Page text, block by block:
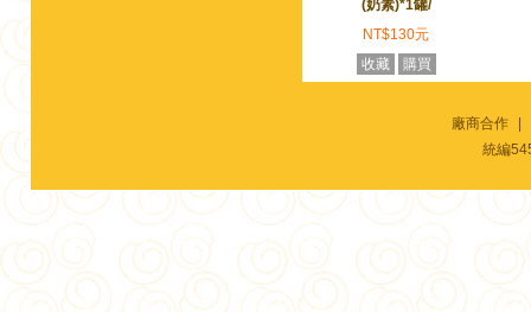
(奶素)*1罐/
NT$130元
收藏
購買
廠商合作
統編